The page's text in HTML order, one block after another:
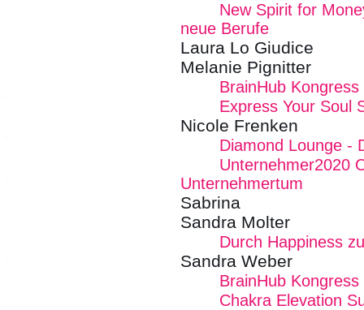
New Spirit for
neue Berufe
Laura Lo Giudice
Melanie Pignitter
BrainHub Kongress
Express Your Soul
Nicole Frenken
Diamond Lounge -
Unternehmer2020
Unternehmertum
Sabrina
Sandra Molter
Durch Happiness
Sandra Weber
BrainHub
Chakra Elevation